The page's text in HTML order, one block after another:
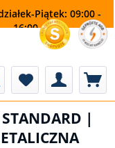
Piątek: 09:00 -
16:00
|